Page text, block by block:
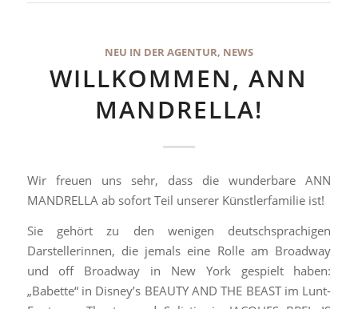
NEU IN DER AGENTUR, NEWS
WILLKOMMEN, ANN
MANDRELLA!
Wir freuen uns sehr, dass die wunderbare ANN
MANDRELLA ab sofort Teil unserer Künstlerfamilie ist!
Sie gehört zu den wenigen deutschsprachigen
Darstellerinnen, die jemals eine Rolle am Broadway
und off Broadway in New York gespielt haben:
„Babette“ in Disney’s BEAUTY AND THE BEAST im Lunt-